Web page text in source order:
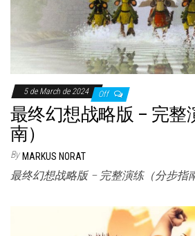
5 de March de 2024 Off
最终幻想战略版 – 完整
南）
By MARKUS NORAT
最终幻想战略版 – 完整演练（分步指